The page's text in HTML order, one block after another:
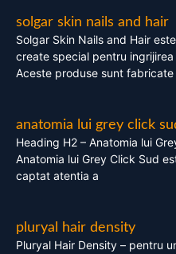
solgar skin nails and hair
Solgar Skin Nails and Hair
create special pentru
Aceste produse sunt fabricate
anatomia lui grey click
Heading H2 – Anatomia lui
Anatomia lui Grey Click Sud
captat atentia a
pluryal hair density
Pluryal Hair Density – pentru